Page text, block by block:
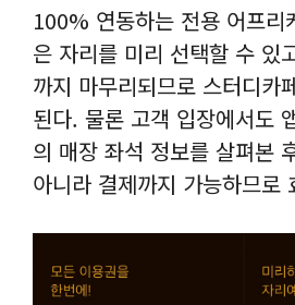
100% 연동하는 전용 어프리
은 자리를 미리 선택할 수 있
까지 마무리되므로 스터디카
된다. 물론 고객 입장에서도
의 매장 좌석 정보를 살펴본
아니라 결제까지 가능하므로